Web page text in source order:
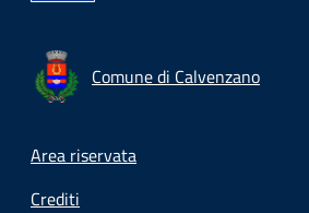
Comune di Calvenzano
Footer menu
Area riservata
Crediti